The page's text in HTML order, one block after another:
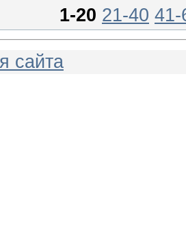
1-20 21-40 41-
сайта